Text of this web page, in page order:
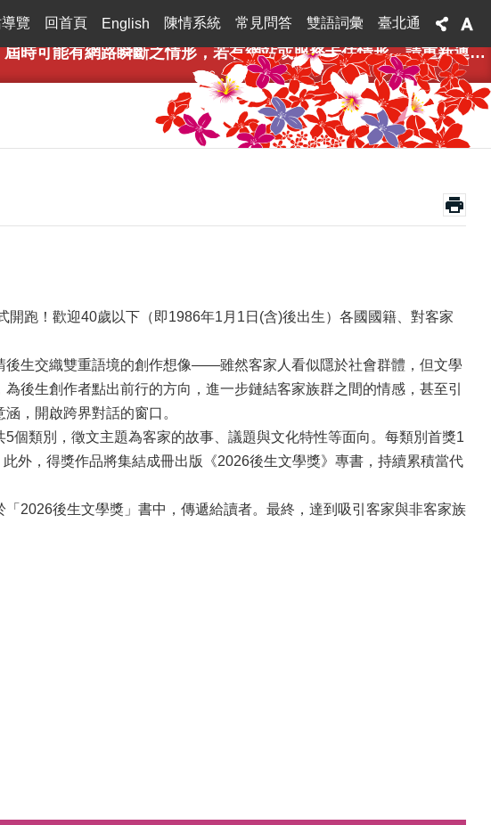
之情形，若有網站或服務卡住情形，請重新連線即可排除，造成不便，敬請見諒。
覽 回首頁 English 陳情系統 常見問答 雙語詞彙 臺北通
跑！歡迎40歲以下（即1986年1月1日(含)後出生）各國國籍、對客家
生交織雙重語境的創作想像——雖然客家人看似隱於社會群體，但文學
後生創作者點出前行的方向，進一步鏈結客家族群之間的情感，甚至引
，開啟跨界對話的窗口。
個類別，徵文主題為客家的故事、議題與文化特性等面向。每類別首獎1
外，得獎作品將集結成冊出版《2026後生文學獎》專書，持續累積當代
2026後生文學獎」書中，傳遞給讀者。最終，達到吸引客家與非客家族